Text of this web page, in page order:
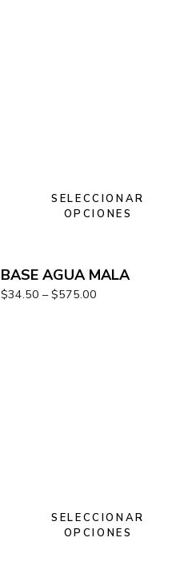
SELECCIONAR
OPCIONES
BASE AGUA MALA
$34.50 – $575.00
SELECCIONAR
OPCIONES